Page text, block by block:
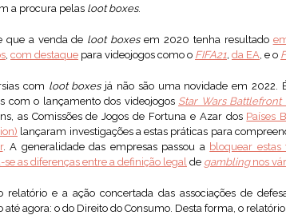
a procura pelas loot boxes.
que a venda de loot boxesem 2020 tenha resultado
, com destaque para videojogos como o FIFA21, da EA, e o
com loot boxesjá não são uma novidade em 2022.
com o lançamento dos videojogos Star Wars Battlefront
as Comissões de Jogos de Fortuna e Azar dos Países
lançaram investigações a estas práticas para
. A generalidade das empresas passou a bloquear estas
se as diferenças entre a definição legal de gamblingnos
relatório e a ação concertada das associações de
até agora: o do Direito do Consumo. Desta forma, o